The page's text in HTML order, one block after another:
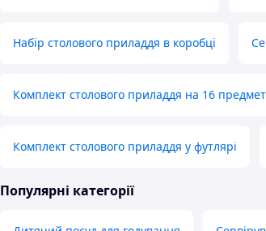
Набір столового приладдя в коробці
Комплект столового приладдя на 16
Комплект столового приладдя у футлярі
Популярні категорії